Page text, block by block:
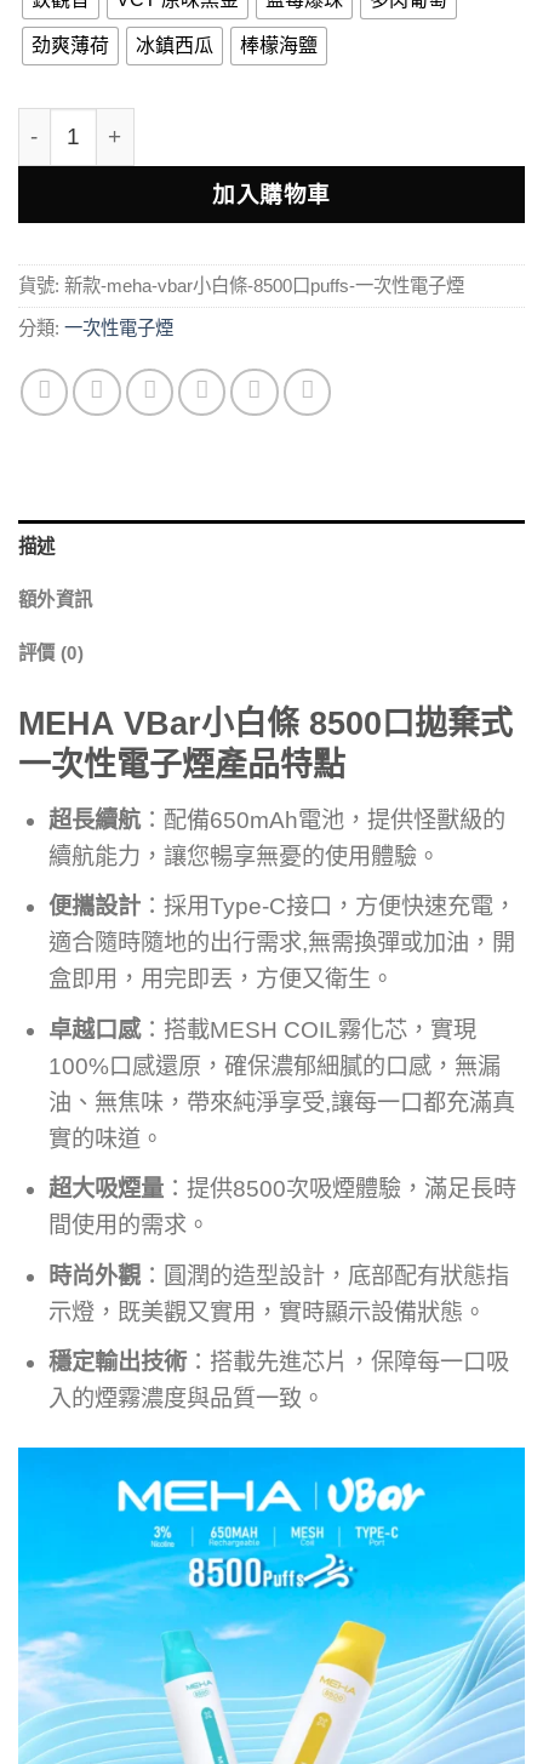
劲爽薄荷 冰鎮西瓜 棒檬海鹽
新款 MEHA VBar小白條 8500口puffs 一次性電子煙 數量
加入購物車
貨號: 新款-meha-vbar小白條-8500口puffs-一次性電子煙
分類: 一次性電子煙
描述
額外資訊
評價 (0)
MEHA VBar小白條 8500口拋棄式
一次性電子煙產品特點
超長續航：配備650mAh電池，提供怪獸級的
續航能力，讓您暢享無憂的使用體驗。
便攜設計：採用Type-C接口，方便快速充電，
適合隨時隨地的出行需求,無需換彈或加油，開
盒即用，用完即丟，方便又衛生。
卓越口感：搭載MESH COIL霧化芯，實現
100%口感還原，確保濃郁細膩的口感，無漏
油、無焦味，帶來純淨享受,讓每一口都充滿真
實的味道。
超大吸煙量：提供8500次吸煙體驗，滿足長時
間使用的需求。
時尚外觀：圓潤的造型設計，底部配有狀態指
示燈，既美觀又實用，實時顯示設備狀態。
穩定輸出技術：搭載先進芯片，保障每一口吸
入的煙霧濃度與品質一致。